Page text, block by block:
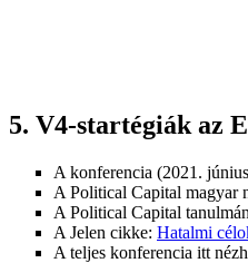
5. V4-startégiák az
A konferencia (2021.
A Political Capital magyar
A Political Capital
A Jelen cikke: Hatalmi
A teljes konferencia itt